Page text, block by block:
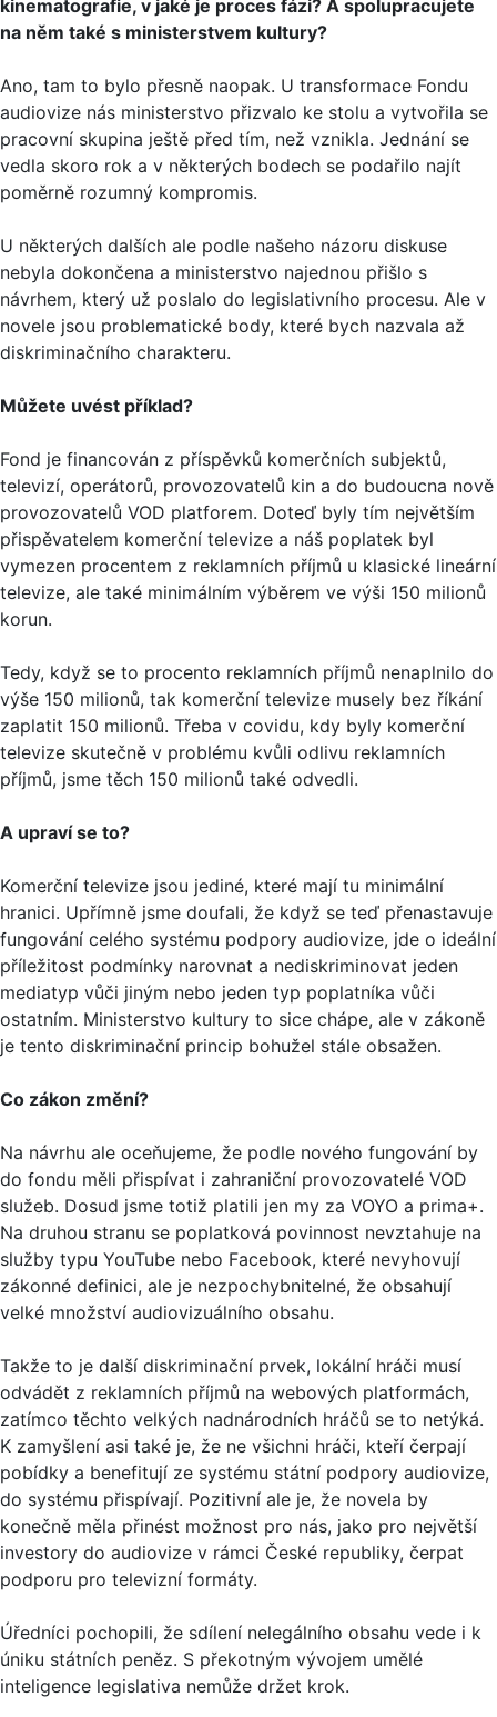
kinematografie, v jaké je proces fázi? A spolupracujete
na něm také s ministerstvem kultury?
Ano, tam to bylo přesně naopak. U transformace Fondu
audiovize nás ministerstvo přizvalo ke stolu a vytvořila se
pracovní skupina ještě před tím, než vznikla. Jednání se
vedla skoro rok a v některých bodech se podařilo najít
poměrně rozumný kompromis.
U některých dalších ale podle našeho názoru diskuse
nebyla dokončena a ministerstvo najednou přišlo s
návrhem, který už poslalo do legislativního procesu. Ale v
novele jsou problematické body, které bych nazvala až
diskriminačního charakteru.
Můžete uvést příklad?
Fond je financován z příspěvků komerčních subjektů,
televizí, operátorů, provozovatelů kin a do budoucna nově
provozovatelů VOD platforem. Doteď byly tím největším
přispěvatelem komerční televize a náš poplatek byl
vymezen procentem z reklamních příjmů u klasické lineární
televize, ale také minimálním výběrem ve výši 150 milionů
korun.
Tedy, když se to procento reklamních příjmů nenaplnilo do
výše 150 milionů, tak komerční televize musely bez říkání
zaplatit 150 milionů. Třeba v covidu, kdy byly komerční
televize skutečně v problému kvůli odlivu reklamních
příjmů, jsme těch 150 milionů také odvedli.
A upraví se to?
Komerční televize jsou jediné, které mají tu minimální
hranici. Upřímně jsme doufali, že když se teď přenastavuje
fungování celého systému podpory audiovize, jde o ideální
příležitost podmínky narovnat a nediskriminovat jeden
mediatyp vůči jiným nebo jeden typ poplatníka vůči
ostatním. Ministerstvo kultury to sice chápe, ale v zákoně
je tento diskriminační princip bohužel stále obsažen.
Co zákon změní?
Na návrhu ale oceňujeme, že podle nového fungování by
do fondu měli přispívat i zahraniční provozovatelé VOD
služeb. Dosud jsme totiž platili jen my za VOYO a prima+.
Na druhou stranu se poplatková povinnost nevztahuje na
služby typu YouTube nebo Facebook, které nevyhovují
zákonné definici, ale je nezpochybnitelné, že obsahují
velké množství audiovizuálního obsahu.
Takže to je další diskriminační prvek, lokální hráči musí
odvádět z reklamních příjmů na webových platformách,
zatímco těchto velkých nadnárodních hráčů se to netýká.
K zamyšlení asi také je, že ne všichni hráči, kteří čerpají
pobídky a benefitují ze systému státní podpory audiovize,
do systému přispívají. Pozitivní ale je, že novela by
konečně měla přinést možnost pro nás, jako pro největší
investory do audiovize v rámci České republiky, čerpat
podporu pro televizní formáty.
Úředníci pochopili, že sdílení nelegálního obsahu vede i k
úniku státních peněz. S překotným vývojem umělé
inteligence legislativa nemůže držet krok.